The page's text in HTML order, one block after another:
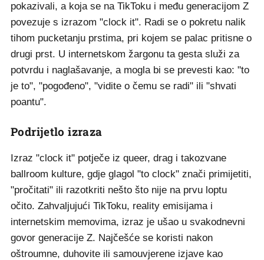
pokazivali, a koja se na TikToku i među generacijom Z
povezuje s izrazom "clock it". Radi se o pokretu nalik
tihom pucketanju prstima, pri kojem se palac pritisne o
drugi prst. U internetskom žargonu ta gesta služi za
potvrdu i naglašavanje, a mogla bi se prevesti kao: "to
je to", "pogođeno", "vidite o čemu se radi" ili "shvati
poantu".
Podrijetlo izraza
Izraz "clock it" potječe iz queer, drag i takozvane
ballroom kulture, gdje glagol "to clock" znači primijetiti,
"pročitati" ili razotkriti nešto što nije na prvu loptu
očito. Zahvaljujući TikToku, reality emisijama i
internetskim memovima, izraz je ušao u svakodnevni
govor generacije Z. Najčešće se koristi nakon
oštroumne, duhovite ili samouvjerene izjave kao